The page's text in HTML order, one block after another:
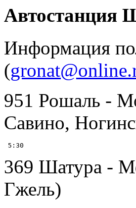
Автостанция
Информация
(
951 Рошаль -
Савино,
369 Шатура -
Гжель)